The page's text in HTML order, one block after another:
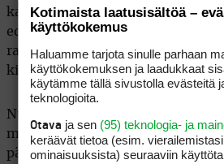
kantavat ylpeinä oman maan
edelleen. Oikeastaan kiva, että
rauhoittumaan omiin oloihimme
kisaan”, hän totesi Golfliiton
Nuutinen kehui kisakenttää
maanantaina täydet 18 reikää ja
päälle.
Kotimaista laatusisältöä –
käyttökokemus
Haluamme tarjota sinulle parhaan
käyttökokemuksen ja laadukkaat
käytämme tällä sivustolla evästeitä
teknologioita.
Otava ja sen (95) teknologia- ja
keräävät tietoa (esim.
ominaisuuk­sista) seuraaviin